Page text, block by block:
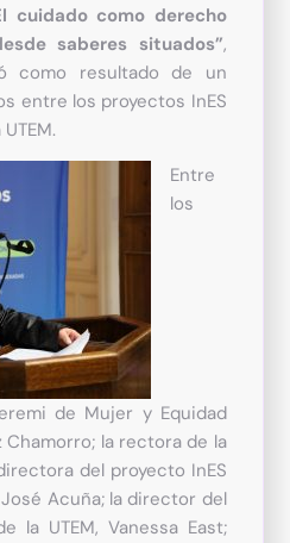
cuidado como derecho
saberes situados”,
como resultado de un
entre los proyectos InES
Entre
los
de Mujer y Equidad
la rectora de la
del proyecto InES
Acuña; la director del
la UTEM, Vanessa East;